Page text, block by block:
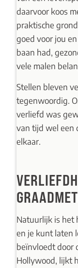
daarvoor koos
praktische
goed voor jou
baan had,
vele malen
Stellen bleven
tegenwoordig.
verliefd was
van tijd wel een
elkaar.
Natuurlijk is het
en je kunt laten
beïnvloedt door
Hollywood, lijkt